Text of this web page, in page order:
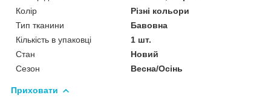
Колір
Різні кольори
Тип тканини
Бавовна
Кількість в упаковці
1 шт.
Стан
Новий
Сезон
Весна/Осінь
Приховати